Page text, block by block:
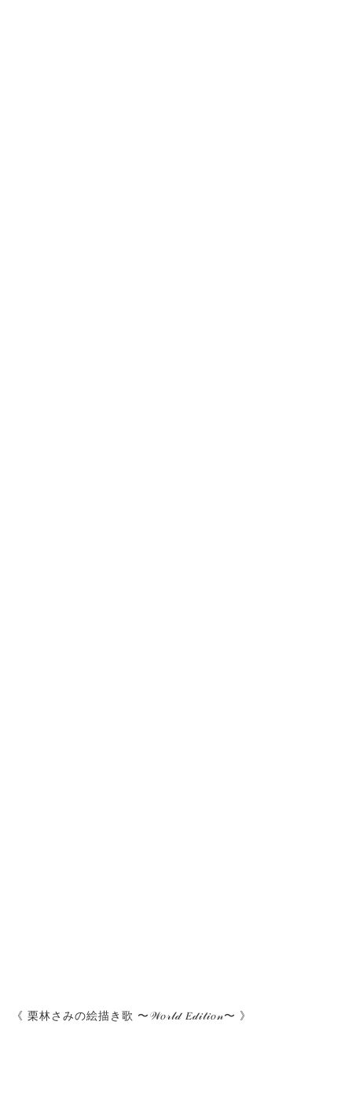
《 栗林さみの絵描き歌 〜𝒲𝑜𝓇𝓁𝒹 𝐸𝒹𝒾𝓉𝒾𝑜𝓃〜 》